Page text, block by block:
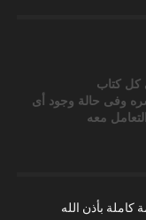
كل كتاب
وفى حالة وجود أى
معه
كاملة بأذن الله